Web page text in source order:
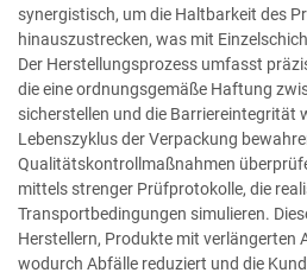
synergistisch, um die Haltbarkeit des
hinauszustrecken, was mit
Der Herstellungsprozess umfasst
die eine ordnungsgemäße Haftung
sicherstellen und die Barriereintegrität
Lebenszyklus der Verpackung
Qualitätskontrollmaßnahmen
mittels strenger Prüfprotokolle, die
Transportbedingungen simulieren.
Herstellern, Produkte mit verlängerten
wodurch Abfälle reduziert und die